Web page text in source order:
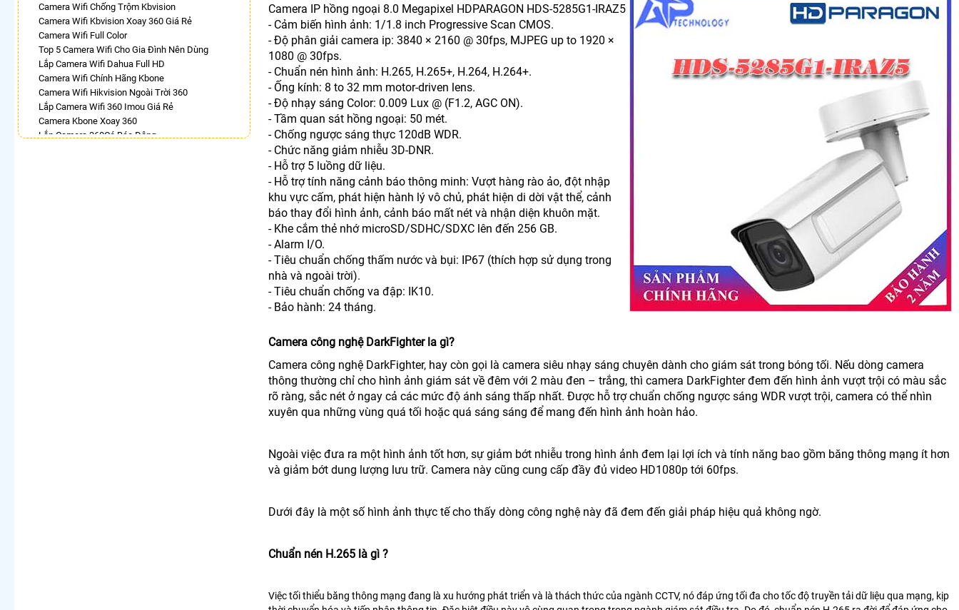
Camera Wifi Chống Trộm Kbvision
Camera Wifi Kbvision Xoay 360 Giá Rẻ
Camera Wifi Full Color
Top 5 Camera Wifi Cho Gia Đình Nên Dùng
Lắp Camera Wifi Dahua Full HD
Camera Wifi Chính Hãng Kbone
Camera Wifi Hikvision Ngoài Trời 360
Lắp Camera Wifi 360 Imou Giá Rẻ
Camera Kbone Xoay 360
Lắp Camera 360Có Báo Động
Camera IP hồng ngoại 8.0 Megapixel HDPARAGON HDS-5285G1-IRAZ5
- Cảm biến hình ảnh: 1/1.8 inch Progressive Scan CMOS.
- Độ phân giải camera ip: 3840 × 2160 @ 30fps, MJPEG up to 1920 ×
1080 @ 30fps.
- Chuẩn nén hình ảnh: H.265, H.265+, H.264, H.264+.
- Ống kính: 8 to 32 mm motor-driven lens.
- Độ nhạy sáng Color: 0.009 Lux @ (F1.2, AGC ON).
- Tầm quan sát hồng ngoại: 50 mét.
- Chống ngược sáng thực 120dB WDR.
- Chức năng giảm nhiễu 3D-DNR.
- Hỗ trợ 5 luồng dữ liệu.
- Hỗ trợ tính năng cảnh báo thông minh: Vượt hàng rào ảo, đột nhập
khu vực cấm, phát hiện hành lý vô chủ, phát hiện di dời vật thể, cảnh
báo thay đổi hình ảnh, cảnh báo mất nét và nhận diện khuôn mặt.
- Khe cắm thẻ nhớ microSD/SDHC/SDXC lên đến 256 GB.
- Alarm I/O.
- Tiêu chuẩn chống thấm nước và bụi: IP67 (thích hợp sử dụng trong
nhà và ngoài trời).
- Tiêu chuẩn chống va đập: IK10.
- Bảo hành: 24 tháng.
Camera công nghệ DarkFighter la gì?
Camera công nghệ DarkFighter, hay còn gọi là camera siêu nhạy sáng chuyên dành cho giám sát trong bóng tối. Nếu dòng camera
thông thường chỉ cho hình ảnh giám sát về đêm với 2 màu đen – trắng, thì camera DarkFighter đem đến hình ảnh vượt trội có màu sắc
rõ ràng, sắc nét ở ngay cả các mức độ ánh sáng thấp nhất. Được hỗ trợ chuẩn chống ngược sáng WDR vượt trội, camera có thể nhìn
xuyên qua những vùng quá tối hoặc quá sáng sáng để mang đến hình ảnh hoàn hảo.
Ngoài việc đưa ra một hình ảnh tốt hơn, sự giảm bớt nhiễu trong hình ảnh đem lại lợi ích và tính năng bao gồm băng thông mạng ít hơn
và giảm bớt dung lượng lưu trữ. Camera này cũng cung cấp đầy đủ video HD1080p tới 60fps.
Dưới đây là một số hình ảnh thực tế cho thấy dòng công nghệ này đã đem đến giải pháp hiệu quả không ngờ.
Chuẩn nén H.265 là gì ?
Việc tối thiểu băng thông mạng đang là xu hướng phát triển và là thách thức của ngành CCTV, nó đáp ứng tối đa cho tốc độ truyền tải dữ liệu qua mạng, kịp